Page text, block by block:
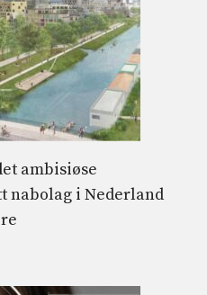
ambisiøse
i Nederland